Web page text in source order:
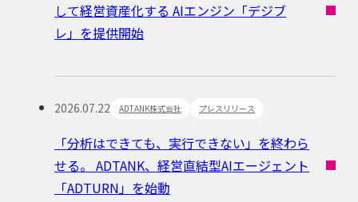
して経営資産化する AIエンジン「デジブ
レ」を提供開始
2026.07.22 ADTANK株式会社 プレスリリース
「分析はできても、実行できない」を終わら
せる。 ADTANK、経営直結型AIエージェント
「ADTURN」を始動